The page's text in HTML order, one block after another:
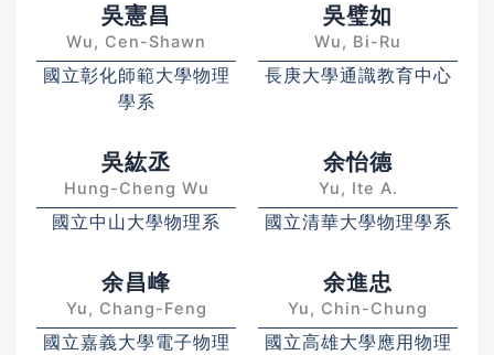
吳憲昌
Wu, Cen-Shawn
國立彰化師範大學物理
學系
吳璧如
Wu, Bi-Ru
長庚大學通識教育中心
吳紘丞
Hung-Cheng Wu
國立中山大學物理系
余怡德
Yu, Ite A.
國立清華大學物理學系
余昌峰
Yu, Chang-Feng
國立嘉義大學電子物理
余進忠
Yu, Chin-Chung
國立高雄大學應用物理